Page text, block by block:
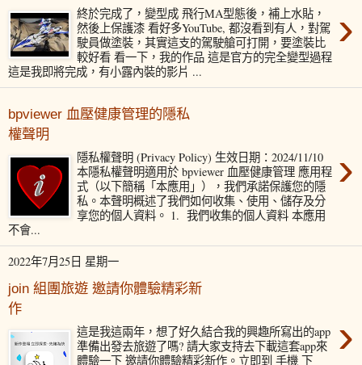
›
終於完成了，變型成 飛行MA型態後，補上水貼，
然後上保護漆 看好多YouTube, 都沒看到有人，對駕
駛員做塗裝，其實這支的駕駛艙可打開，要塗裝比
較好看 看一下，我的作品 這是官方的完全變型過程
這是我即將完成，有小露內裝的影片 ...
bpviewer 血壓健康管理的隱私
權聲明
›
隱私權聲明 (Privacy Policy) 生效日期：2024/11/10
本隱私權聲明適用於 bpviewer 血壓健康管理 應用程
式（以下簡稱「本應用」），我們承諾保護您的隱
私。本聲明概述了我們如何收集、使用、儲存及分
享您的個人資料。 1. 我們收集的個人資料 本應用
不會...
2022年7月25日 星期一
join 組團旅遊 邀請你體驗精彩新
作
›
這是我這兩年，想了好久結合我的興趣所寫出的app
準備出發去旅遊了嗎? 請大家支持去下載這套app來
體驗一下 邀請你體驗精彩新作。立即到 手機 下